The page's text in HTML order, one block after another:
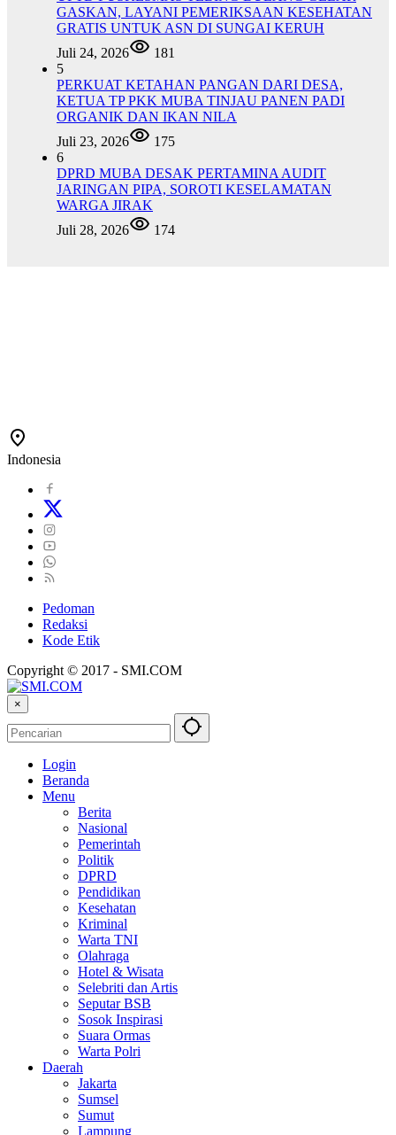
GASKAN, LAYANI PEMERIKSAAN KESEHATAN
GRATIS UNTUK ASN DI SUNGAI KERUH
Juli 24, 2026
181
5
PERKUAT KETAHAN PANGAN DARI DESA,
KETUA TP PKK MUBA TINJAU PANEN PADI
ORGANIK DAN IKAN NILA
Juli 23, 2026
175
6
DPRD MUBA DESAK PERTAMINA AUDIT
JARINGAN PIPA, SOROTI KESELAMATAN
WARGA JIRAK
Juli 28, 2026
174
Indonesia
Pedoman
Redaksi
Kode Etik
Copyright © 2017 - SMI.COM
×
Login
Beranda
Menu
Berita
Nasional
Pemerintah
Politik
DPRD
Pendidikan
Kesehatan
Kriminal
Warta TNI
Olahraga
Hotel & Wisata
Selebriti dan Artis
Seputar BSB
Sosok Inspirasi
Suara Ormas
Warta Polri
Daerah
Jakarta
Sumsel
Sumut
Lampung